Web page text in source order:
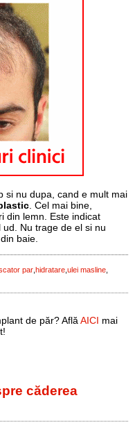
si nu dupa, cand e mult mai
. Cel mai bine,
din lemn. Este indicat
Nu trage de el si nu
baie.
par hidratare ulei masline
de păr? Află AICI mai
căderea